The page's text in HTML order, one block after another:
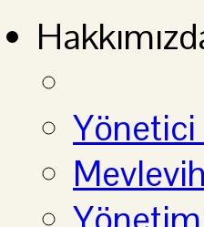
Yönetici